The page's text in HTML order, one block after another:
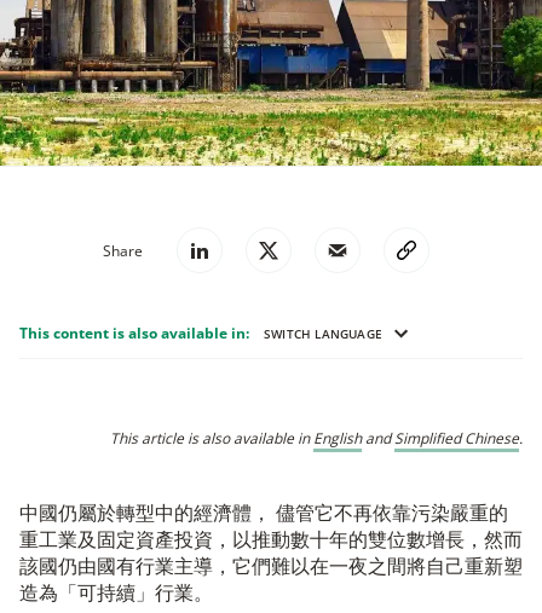
Share
This content is also available in: SWITCH LANGUAGE
This article is also available inEnglishandSimplified Chinese.
中國仍屬於轉型中的經濟體， 儘管它不再依靠污染嚴重的
重工業及固定資產投資，以推動數十年的雙位數增長，然而
該國仍由國有行業主導，它們難以在一夜之間將自己重新塑
造為「可持續」行業。